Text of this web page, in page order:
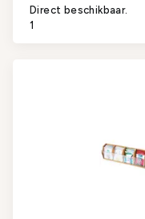
Direct beschikbaar.
1